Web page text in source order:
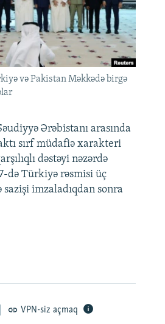
və Pakistan Məkkədə birgə
Ərəbistanı arasında
sırf müdafiə xarakteri
dəstəyi nəzərdə
də Türkiyə rəsmisi üç
imzaladıqdan sonra
VPN-siz açmaq